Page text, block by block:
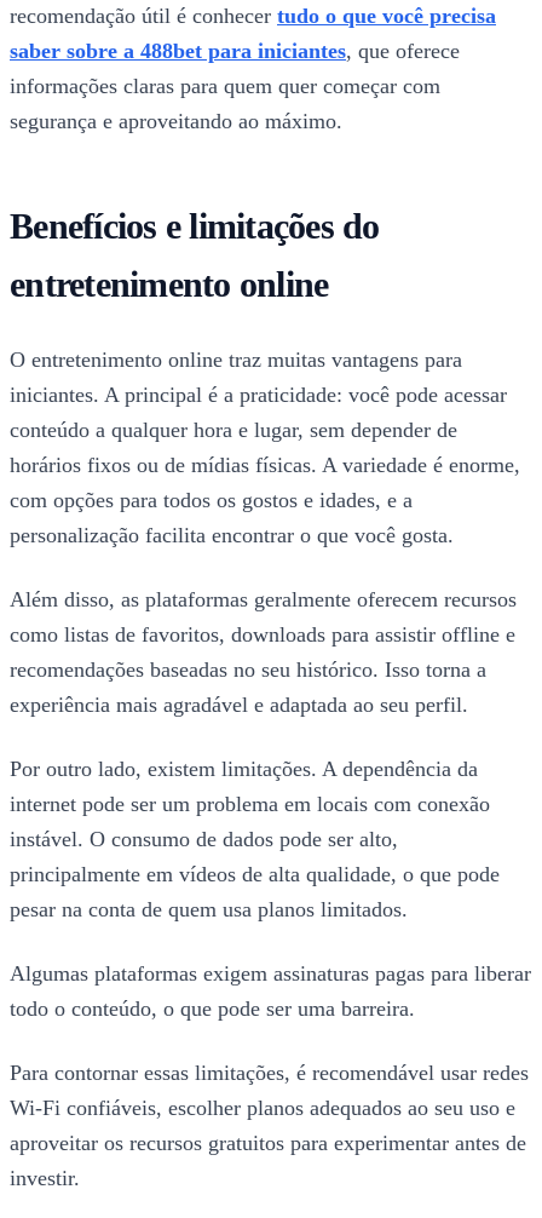
recomendação útil é conhecer tudo o que você precisa
saber sobre a 488bet para iniciantes, que oferece
informações claras para quem quer começar com
segurança e aproveitando ao máximo.
Benefícios e limitações do
entretenimento online
O entretenimento online traz muitas vantagens para
iniciantes. A principal é a praticidade: você pode acessar
conteúdo a qualquer hora e lugar, sem depender de
horários fixos ou de mídias físicas. A variedade é enorme,
com opções para todos os gostos e idades, e a
personalização facilita encontrar o que você gosta.
Além disso, as plataformas geralmente oferecem recursos
como listas de favoritos, downloads para assistir offline e
recomendações baseadas no seu histórico. Isso torna a
experiência mais agradável e adaptada ao seu perfil.
Por outro lado, existem limitações. A dependência da
internet pode ser um problema em locais com conexão
instável. O consumo de dados pode ser alto,
principalmente em vídeos de alta qualidade, o que pode
pesar na conta de quem usa planos limitados.
Algumas plataformas exigem assinaturas pagas para liberar
todo o conteúdo, o que pode ser uma barreira.
Para contornar essas limitações, é recomendável usar redes
Wi-Fi confiáveis, escolher planos adequados ao seu uso e
aproveitar os recursos gratuitos para experimentar antes de
investir.